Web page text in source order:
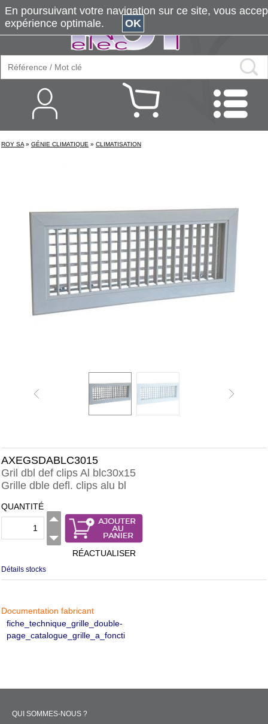
ROY SA » GÉNIE CLIMATIQUE » CLIMATISATION
AXEGSDABLC3015
Gril dbl def clips Al blc30x15
Grille dble defl. clips alu bl
QUANTITÉ
RÉACTUALISER
Détails stocks
Documentation fabricant
fiche_technique_grille_double-
page_catalogue_grille_a_foncti
QUI SOMMES-NOUS ?
En poursuivant votre navigation sur ce site, vous
expérience optimale.
OK